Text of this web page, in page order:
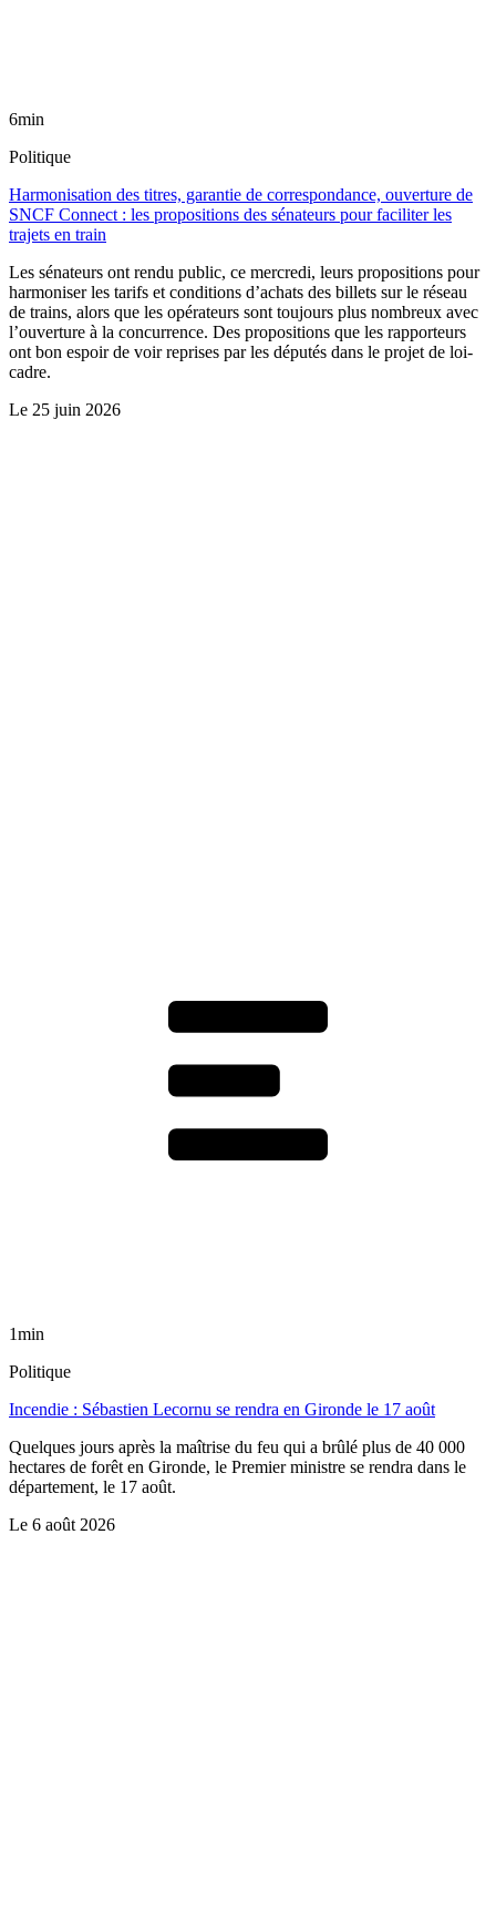
6min
Politique
Harmonisation des titres, garantie de correspondance, ouverture de
SNCF Connect : les propositions des sénateurs pour faciliter les
trajets en train
Les sénateurs ont rendu public, ce mercredi, leurs propositions pour
harmoniser les tarifs et conditions d’achats des billets sur le réseau
de trains, alors que les opérateurs sont toujours plus nombreux avec
l’ouverture à la concurrence. Des propositions que les rapporteurs
ont bon espoir de voir reprises par les députés dans le projet de loi-
cadre.
Le 25 juin 2026
1min
Politique
Incendie : Sébastien Lecornu se rendra en Gironde le 17 août
Quelques jours après la maîtrise du feu qui a brûlé plus de 40 000
hectares de forêt en Gironde, le Premier ministre se rendra dans le
département, le 17 août.
Le 6 août 2026